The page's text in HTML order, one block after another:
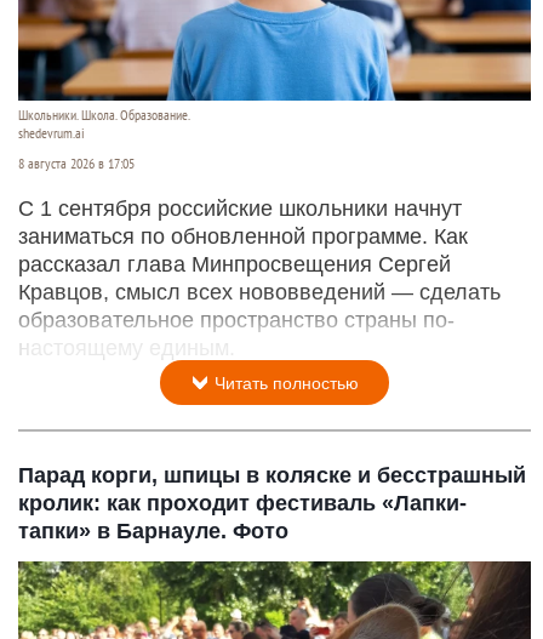
Школьники. Школа. Образование.
shedevrum.ai
8 августа 2026 в 17:05
С 1 сентября российские школьники начнут
заниматься по обновленной программе. Как
рассказал глава Минпросвещения Сергей
Кравцов, смысл всех нововведений — сделать
образовательное пространство страны по-
настоящему единым.
Читать полностью
Парад корги, шпицы в коляске и бесстрашный
кролик: как проходит фестиваль «Лапки-
тапки» в Барнауле. Фото